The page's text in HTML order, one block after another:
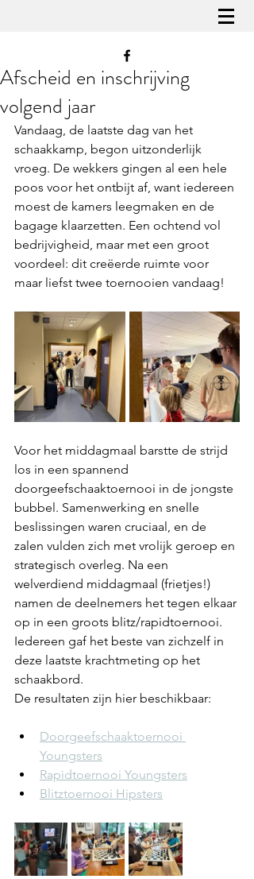
Afscheid en inschrijving
volgend jaar
Vandaag, de laatste dag van het
schaakkamp, begon uitzonderlijk
vroeg. De wekkers gingen al een hele
poos voor het ontbijt af, want iedereen
moest de kamers leegmaken en de
bagage klaarzetten. Een ochtend vol
bedrijvigheid, maar met een groot
voordeel: dit creëerde ruimte voor
maar liefst twee toernooien vandaag!
Voor het middagmaal barstte de strijd
los in een spannend
doorgeefschaaktoernooi in de jongste
bubbel. Samenwerking en snelle
beslissingen waren cruciaal, en de
zalen vulden zich met vrolijk geroep en
strategisch overleg. Na een
welverdiend middagmaal (frietjes!)
namen de deelnemers het tegen elkaar
op in een groots blitz/rapidtoernooi.
Iedereen gaf het beste van zichzelf in
deze laatste krachtmeting op het
schaakbord.
De resultaten zijn hier beschikbaar:
Doorgeefschaaktoernooi
Youngsters
Rapidtoernooi Youngsters
Blitztoernooi Hipsters